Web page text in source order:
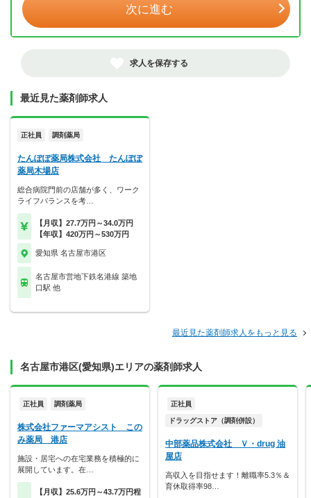
次に進む
求人を保存する
最近見た薬剤師求人
正社員 調剤薬局
たんぽぽ薬局株式会社 たんぽぽ
薬局木場店
総合病院門前の店舗が多く、ワーク
ライフバランスを考…
【月収】27.7万円～34.0万円
【年収】420万円～530万円
愛知県 名古屋市港区
名古屋市営地下鉄名港線 築地
口駅 他
最近見た薬剤師求人をもっと見る
名古屋市港区(愛知県)エリアの薬剤師求人
正社員 調剤薬局
株式会社ファーマアシスト この
み薬局 港店
施設・居宅への在宅業務を積極的に
展開しています。在…
【月収】25.6万円～43.7万円程
正社員
ドラッグストア（調剤併設）
中部薬品株式会社 Ｖ・drug 油
屋店
高収入を目指せます！離職率5.3％＆
育休取得率98…